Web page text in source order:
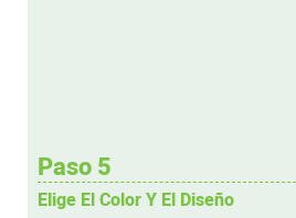
Paso 5
Elige El Color Y El Diseño